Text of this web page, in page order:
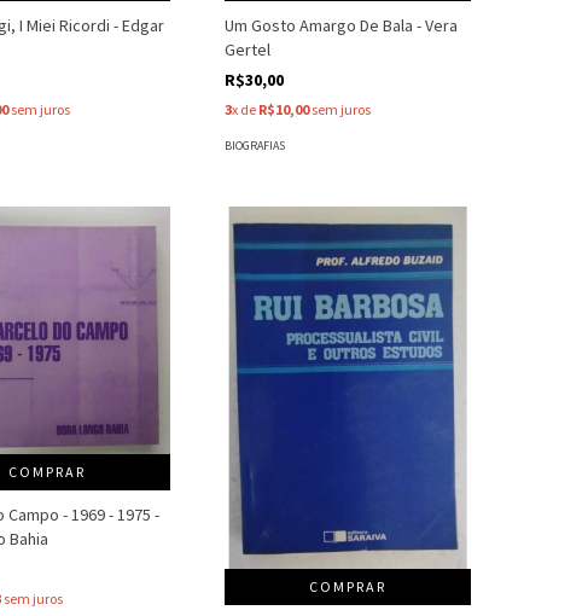
I Miei Ricordi - Edgar
sem juros
Um Gosto Amargo De Bala - Vera
Gertel
R$30,00
3x de R$10,00sem juros
BIOGRAFIAS
COMPRAR
Campo - 1969 - 1975 -
Bahia
sem juros
COMPRAR